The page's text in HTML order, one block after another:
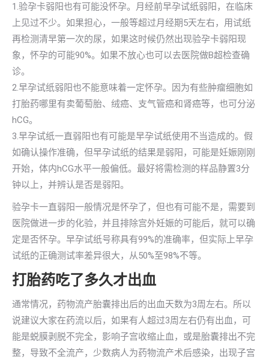
1.验孕卡弱阳也有可能没怀孕。月经前早孕试纸弱阳，在临床
上见过不少。如果担心，一般等超过月经期5天左右，用试纸
再检测清早第一次的尿，如果这时候仍然出现验孕卡弱阳现
象，怀孕的可能90%。如果不放心也可以去医院做B超检查确
诊。
2.早孕试纸弱阳也不能意味着一定怀孕。因为有些肿瘤细胞如
打胎药哪里有卖葡萄胎、绒癌、支气管癌和肾癌等，也可分泌
hCG。
3.早孕试纸一直弱阳也有可能是早孕试纸使用不当造成的。假
如确认操作准确，但早孕试纸的结果是弱阳，可能是妊娠刚刚
开始，体内hCG水平一般偏低。最好将需检测的样品静置3分
钟以上，并辨认是否是弱阳。
验孕卡一直弱阳一般情况是怀孕了，但也有可能不是，需要到
医院做进一步的化验，并且排除宫外妊娠的可能后，就可以确
定是否怀孕。早孕试纸号称具有99%的准确率，但实际上早孕
试纸的正确测试率差异很大，从50%至98%不等。
打胎药吃了多久才出血
通常情况，药物流产胎囊排出后的出血天数为3周左右。所以
说建议大家在药流以后，如果有人超过3周左右仍有出血，可
能是蜕膜剥脱不完全，影响子宫收缩止血，或是胎囊排出不完
整，导致不全流产，少数病人为药物流产术后感染，出现子宫